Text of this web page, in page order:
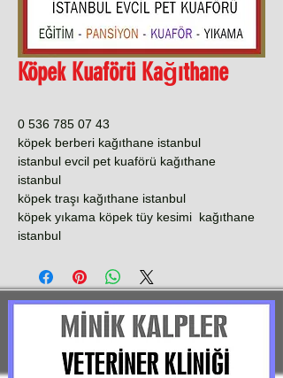
Köpek Kuaförü Kağıthane
0 536 785 07 43
köpek berberi kağıthane istanbul
istanbul evcil pet kuaförü kağıthane
istanbul
köpek traşı kağıthane istanbul
köpek yıkama köpek tüy kesimi kağıthane
istanbul